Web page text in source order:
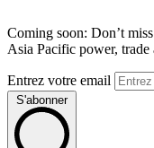
Coming soon: Don’t
Asia Pacific power, trade
Entrez votre email
S'abonner